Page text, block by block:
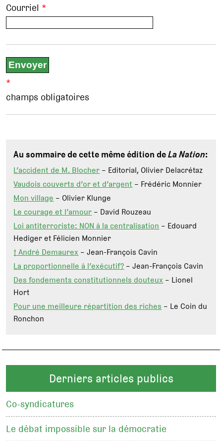
Courriel *
*
champs obligatoires
Au sommaire de cette même édition deLa Nation:
L’accident de M. Blocher– Editorial, Olivier Delacrétaz
Vaudois couverts d’or et d’argent– Frédéric Monnier
Mon village– Olivier Klunge
Le courage et l’amour– David Rouzeau
Loi antiterroriste: NON à la centralisation– Edouard
Hediger et Félicien Monnier
† André Demaurex– Jean-François Cavin
La proportionnelle à l’exécutif?– Jean-François Cavin
Des fondements constitutionnels douteux– Lionel
Hort
Pour une meilleure répartition des riches– Le Coin du
Ronchon
Derniers articles publics
Co-syndicatures
Le débat impossible sur la démocratie